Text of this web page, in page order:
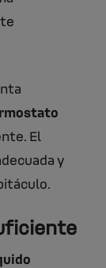
El
y